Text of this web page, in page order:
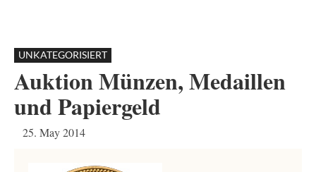
UNKATEGORISIERT
Auktion Münzen, Medaillen
und Papiergeld
25. May 2014